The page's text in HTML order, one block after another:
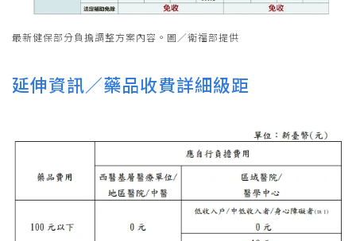
最新健保部分負擔調整方案內容。圖／衛福部提供
延伸資訊／藥品收費詳細級距